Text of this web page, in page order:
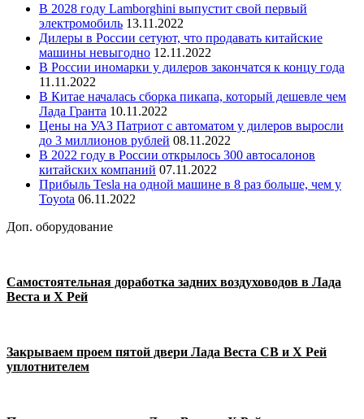
В 2028 году Lamborghini выпустит свой первый
электромобиль 13.11.2022
Дилеры в России сетуют, что продавать китайские
машины невыгодно 12.11.2022
В России иномарки у дилеров закончатся к концу года
11.11.2022
В Китае началась сборка пикапа, который дешевле чем
Лада Гранта 10.11.2022
Цены на УАЗ Патриот с автоматом у дилеров выросли
до 3 миллионов рублей 08.11.2022
В 2022 году в России открылось 300 автосалонов
китайских компаний 07.11.2022
Прибыль Tesla на одной машине в 8 раз больше, чем у
Toyota 06.11.2022
Доп. оборудование
Самостоятельная доработка задних воздуховодов в Лада
Веста и Х Рей
Закрываем проем пятой двери Лада Веста СВ и Х Рей
уплотнителем